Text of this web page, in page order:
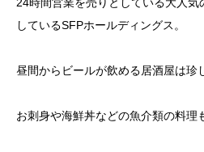
しているSFPホールディングス。
昼間からビールが飲める居酒屋は珍
お刺身や海鮮丼などの魚介類の料理